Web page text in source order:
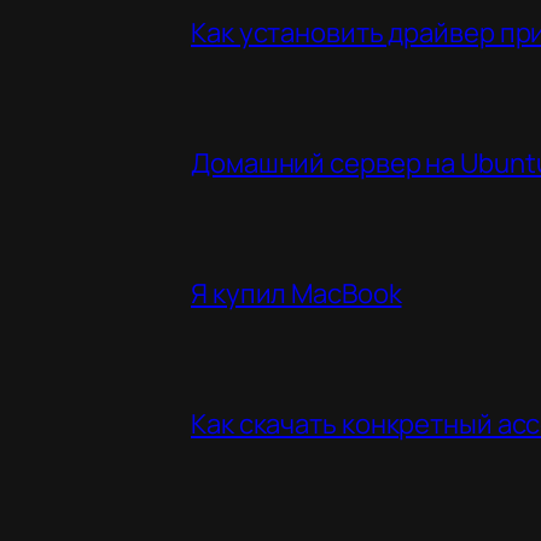
Как установить драйвер
Домашний сервер на
Я купил MacBook
Как скачать конкретный